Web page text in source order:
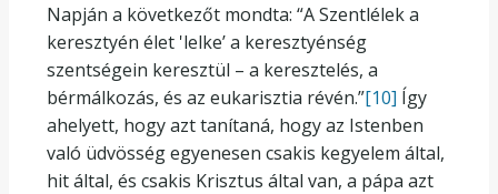
Napján a következőt mondta: “A Szentlélek a
keresztyén élet 'lelke’ a keresztyénség
szentségein keresztül – a keresztelés, a
bérmálkozás, és az eukarisztia révén.”[10] Így
ahelyett, hogy azt tanítaná, hogy az Istenben
való üdvösség egyenesen csakis kegyelem által,
hit által, és csakis Krisztus által van, a pápa azt